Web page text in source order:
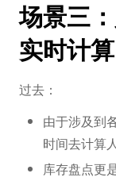
场景三
实时计算
过去：
由于涉及到
时间去计算
库存盘点更